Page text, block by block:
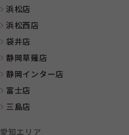
浜松店
浜松西店
袋井店
静岡草薙店
静岡インター店
富士店
三島店
愛知エリア